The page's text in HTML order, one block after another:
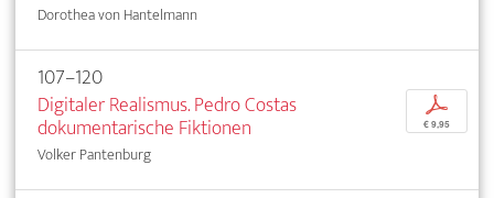
Dorothea von Hantelmann
107–120
Digitaler Realismus. Pedro Costas
dokumentarische Fiktionen
Volker Pantenburg
p
€ 9,95